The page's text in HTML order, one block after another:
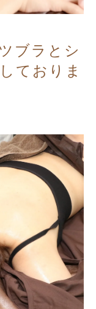
ブラとシ
ておりま